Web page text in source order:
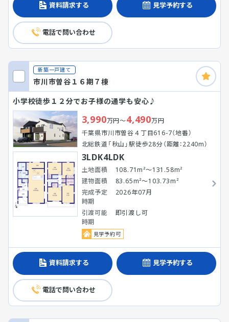
資料請求する 見学予約する
電話で問い合わせ
新築一戸建て
市川市曽谷１６期７棟
小学校徒歩１２分でお子様の通学も安心♪
3,990万円～4,490万円
千葉県市川市曽谷４丁目616-7（地番）
北総鉄道「秋山」駅徒歩28分（距離：2240m）
3LDK4LDK
土地面積
108.71m²～131.58m²
建物面積
83.65m²～103.73m²
完成予定
時期
2026年07月
引渡可能
時期
即引渡し可
見学予約可
資料請求する 見学予約する
電話で問い合わせ